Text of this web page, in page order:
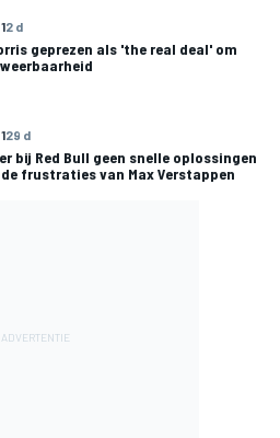
2 d
geprezen als 'the real deal' om
29 d
bij Red Bull geen snelle oplossingen
frustraties van Max Verstappen